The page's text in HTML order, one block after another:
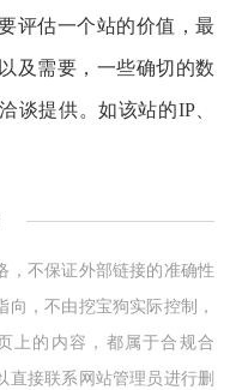
评估一个站的价值，最
及需要，一些确切的数
谈提供。如该站的IP、
，不保证外部链接的准确性
，不由挖宝狗实际控制，
上的内容，都属于合规合
直接联系网站管理员进行删